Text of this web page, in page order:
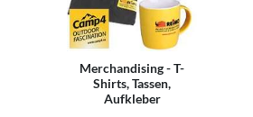
Merchandising - T-
Shirts, Tassen,
Aufkleber